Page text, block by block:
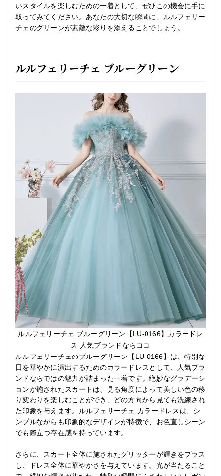
いスタイルを楽しむための一着として、ぜひこの機会に手に
取ってみてください。あなたの大切な瞬間に、ルルフェリー
チェのグリーンが素敵な彩りを添えることでしょう。
ルルフェリーチェ ブルーグリーン
ルルフェリーチェ ブルーグリーン【LU-0166】カラードレ
ス 人気ブランドならココ
ルルフェリーチェのブルーグリーン【LU-0166】は、特別な
日を華やかに演出するためのカラードレスとして、人気ブラ
ンドならではの魅力が詰まった一着です。絶妙なグラデーシ
ョンが施されたスカートは、見る角度によって美しい色の移
り変わりを楽しむことができ、どの方向から見ても洗練され
た印象を与えます。ルルフェリーチェ カラードレスは、シ
ンプルながらも印象的なデザインが特徴で、お色直しシーン
でも際立つ存在感を持っています。
さらに、スカート全体に施されたグリッターが輝きをプラス
し、ドレス全体に華やかさを与えています。光が当たること